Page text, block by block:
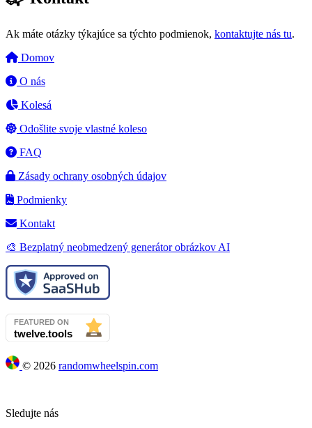
Ak máte otázky týkajúce sa týchto podmienok, kontaktujte nás tu.
Domov
O nás
Kolesá
Odošlite svoje vlastné koleso
FAQ
Zásady ochrany osobných údajov
Podmienky
Kontakt
🎨 Bezplatný neobmedzený generátor obrázkov AI
© 2026 randomwheelspin.com
Sledujte nás